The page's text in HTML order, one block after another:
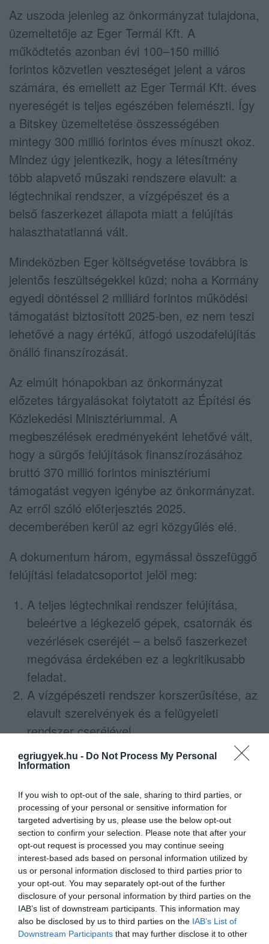
egriugyek.hu - Do Not Process My Personal
Information
If you wish to opt-out of the sale, sharing to third parties, or
processing of your personal or sensitive information for
targeted advertising by us, please use the below opt-out
section to confirm your selection. Please note that after your
opt-out request is processed you may continue seeing
interest-based ads based on personal information utilized by
us or personal information disclosed to third parties prior to
your opt-out. You may separately opt-out of the further
disclosure of your personal information by third parties on the
IAB’s list of downstream participants. This information may
also be disclosed by us to third parties on the IAB’s List of
Downstream Participants that may further disclose it to other
Az uszoda jelenleg az önkormányzat tulajdona,
üzemeltetője az Eger Termál Kft. A
működtetés azonban évi 100–150 millió
forintos közvetlen veszteséget jelent a város
számára, és emellett az Eger Termál Kft. éves
nyereségét is teljes egészében felemészti. Így
a Bitskey üzemeltetése összességében
mintegy 300 millió forintos éves mínuszt okoz.
Mindez úgy jelentkezik, hogy a létesítmény
több alapvető műszaki rendszere elavult: a
légtechnikai rendszer, a vízgépészet és a
belső faszerkezet állapota miatt a felújítás
halaszthatatlanná vált.
Mindeközben Eger költségvetése továbbra is
jelentős feszültségekkel küzd; noha a Kormány
egyedi döntéssel 2 milliárd forintos működési
támogatást biztosított 2025-ben, ez nem teszi
lehetővé a nagy értékű, átfogó uszodafelújítás
önálló finanszírozását.
Az elmúlt hónapokban az önkormányzat
előzetes tárgyalásokat folytatott az Építési és
Közlekedési Minisztériummal. A
megbeszélések eredményeként lehetővé vált,
hogy a sürgős felújítások finanszírozásához
bruttó 370 millió forintos minisztériumi
támogatást vegyen igénybe az önkormányzat.
Az erről szóló előterjesztés 2025.
decemberében kerül az egri közgyűlés elé.
A dokumentum három, egymással összefüggő
felújítási feladatcsoportot jelöl meg:
A teljes légtechnikai rendszer felújítása,
beleértve a légkezelő gépek, csatornák és
vezérlések cseréjét – a belső faszerkezet
megóvása érdekében ez a legkritikusabb
feladat.
A vízgépészeti rendszer korszerűsítése, az
elavult szerelvények és a felügyeleti
rendszer cseréjével.
A belső faszerkezet állagmegóvó festése
alpin technikával — amelyre az elmúlt 25
kerülhetett sor.
A közbeszerzést követően a speciális
vízgépészeti elemek gyártása kezdődhet meg;
a kivitelezés várhatóan 2026 harmadik
negyedévében indul, miközben az uszoda a
munkák ideje alatt is folyamatosan működhet.
A felújítás hosszabb távú állami biztosítékát